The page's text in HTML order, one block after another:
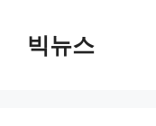
빅뉴스